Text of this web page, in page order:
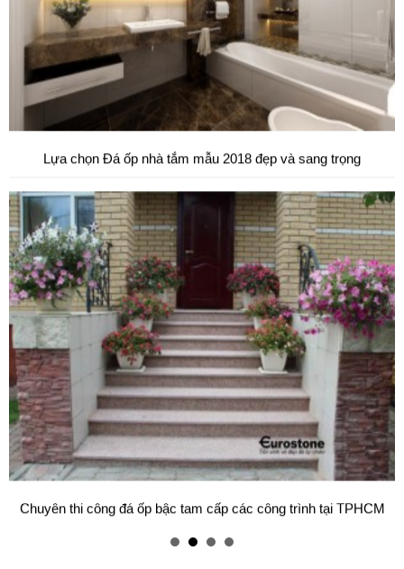
Đá tự nhiên ốp hành lang tự nhiên cao cấp
Mẫu bàn ăn mặt đá tự nhiên cao cấp và sang trọng cho gia đình
thân yêu của bạn.